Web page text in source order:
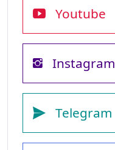
Youtube
Instagram
Telegram